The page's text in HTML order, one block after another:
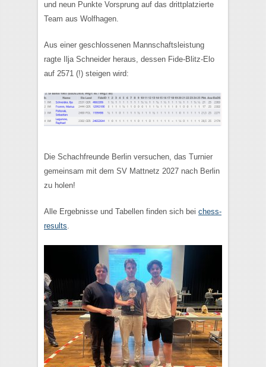
und neun Punkte Vorsprung auf das drittplatzierte
Team aus Wolfhagen.
Aus einer geschlossenen Mannschaftsleistung
ragte Ilja Schneider heraus, dessen Fide-Blitz-Elo
auf 2571 (!) steigen wird:
Die Schachfreunde Berlin versuchen, das Turnier
gemeinsam mit dem SV Mattnetz 2027 nach Berlin
zu holen!
Alle Ergebnisse und Tabellen finden sich bei chess-
results.